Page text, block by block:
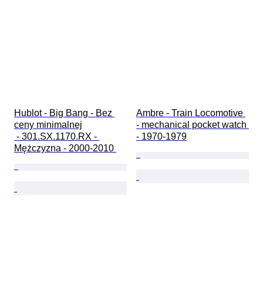
Hublot - Big Bang - Bez
ceny minimalnej
Mężczyzna - 2000-2010
Ambre - Train Locomotive
- mechanical pocket watch
- 1970-1979